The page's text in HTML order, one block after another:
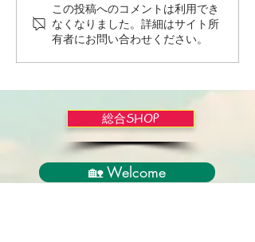
Wordだけで作っちゃおう
～★みことば職人るちゃ
ん('◇')ゞ
この投稿へのコメントは利用でき
なくなりました。詳細はサイト所
有者にお問い合わせください。
総合SHOP
🏡 Welcome